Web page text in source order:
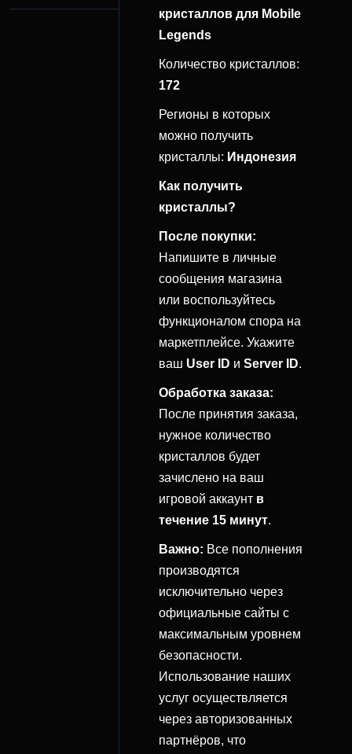
кристаллов для Mobile
Legends
Количество кристаллов:
172
Регионы в которых
можно получить
кристаллы: Индонезия
Как получить
кристаллы?
После покупки:
Напишите в личные
сообщения магазина
или воспользуйтесь
функционалом спора на
маркетплейсе. Укажите
ваш User ID иServer ID.
Обработка заказа:
После принятия заказа,
нужное количество
кристаллов будет
зачислено на ваш
игровой аккаунт в
течение 15 минут.
Важно: Все пополнения
производятся
исключительно через
официальные сайты с
максимальным уровнем
безопасности.
Использование наших
услуг осуществляется
через авторизованных
партнёров, что